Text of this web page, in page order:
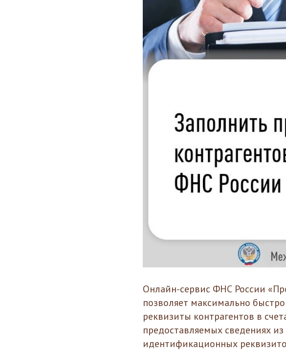
Онлайн-сервис ФНС России
позволяет максимально
реквизиты контрагентов в
предоставляемых сведениях
идентификационных